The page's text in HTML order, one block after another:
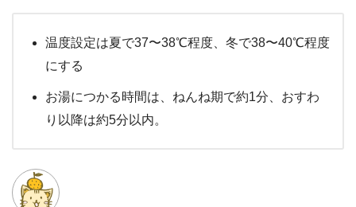
温度設定は夏で37〜38℃程度、冬で38〜40℃程度
にする
お湯につかる時間は、ねんね期で約1分、おすわ
り以降は約5分以内。